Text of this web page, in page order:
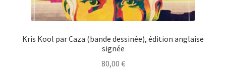
Kris Kool par Caza (bande dessinée), édition anglaise
signée
80,00 €